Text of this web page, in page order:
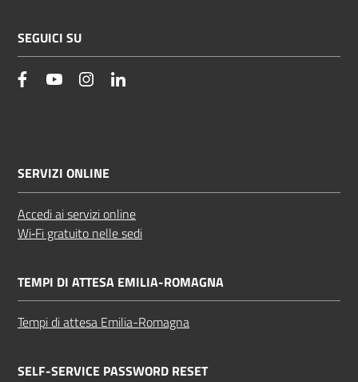
SEGUICI SU
facebookYouTube Instagram
SERVIZI ONLINE
Accedi ai servizi online
Wi‑Fi gratuito nelle sedi
TEMPI DI ATTESA EMILIA-ROMAGNA
Tempi di attesa Emilia-Romagna
SELF-SERVICE PASSWORD RESET